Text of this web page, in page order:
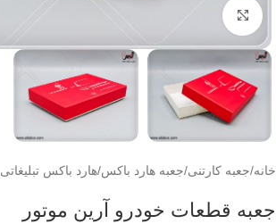
برای بزرگنمایی کلیک کنید
خانه/جعبه کارتنی/جعبه هارد باکس/هارد باکس تبلیغاتی
جعبه قطعات خودرو آرین موتور